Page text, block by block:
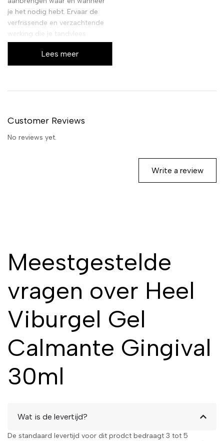
je het nodig hebt. Ervaar de
verfrissende en verzachtende
werking die je tandvlees
verdient.
Lees meer
Customer Reviews
No reviews yet.
Write a review
Meestgestelde
vragen over Heel
Viburgel Gel
Calmante Gingival
30ml
Wat is de levertijd?
De standaard levertijd voor dit prodct bedraagt 3 tot 5